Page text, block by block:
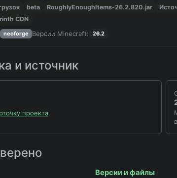
beta RoughlyEnoughItems-26.2.820.jar
CDN
neoforge Версии Minecraft: 26.2
и источник
проекта
Версии и файлы